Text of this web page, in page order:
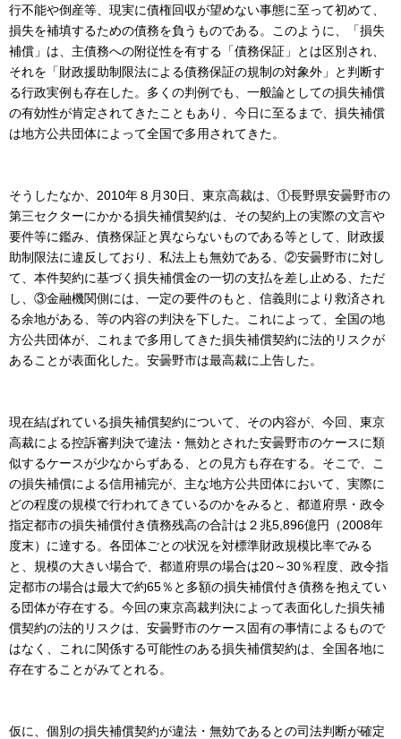
行不能や倒産等、現実に債権回収が望めない事態に至って初めて、
損失を補填するための債務を負うものである。このように、「損失
補償」は、主債務への附従性を有する「債務保証」とは区別され、
それを「財政援助制限法による債務保証の規制の対象外」と判断す
る行政実例も存在した。多くの判例でも、一般論としての損失補償
の有効性が肯定されてきたこともあり、今日に至るまで、損失補償
は地方公共団体によって全国で多用されてきた。
そうしたなか、2010年８月30日、東京高裁は、①長野県安曇野市の
第三セクターにかかる損失補償契約は、その契約上の実際の文言や
要件等に鑑み、債務保証と異ならないものである等として、財政援
助制限法に違反しており、私法上も無効である、②安曇野市に対し
て、本件契約に基づく損失補償金の一切の支払を差し止める、ただ
し、③金融機関側には、一定の要件のもと、信義則により救済され
る余地がある、等の内容の判決を下した。これによって、全国の地
方公共団体が、これまで多用してきた損失補償契約に法的リスクが
あることが表面化した。安曇野市は最高裁に上告した。
現在結ばれている損失補償契約について、その内容が、今回、東京
高裁による控訴審判決で違法・無効とされた安曇野市のケースに類
似するケースが少なからずある、との見方も存在する。そこで、こ
の損失補償による信用補完が、主な地方公共団体において、実際に
どの程度の規模で行われてきているのかをみると、都道府県・政令
指定都市の損失補償付き債務残高の合計は２兆5,896億円（2008年
度末）に達する。各団体ごとの状況を対標準財政規模比率でみる
と、規模の大きい場合で、都道府県の場合は20～30％程度、政令指
定都市の場合は最大で約65％と多額の損失補償付き債務を抱えてい
る団体が存在する。今回の東京高裁判決によって表面化した損失補
償契約の法的リスクは、安曇野市のケース固有の事情によるもので
はなく、これに関係する可能性のある損失補償契約は、全国各地に
存在することがみてとれる。
仮に、個別の損失補償契約が違法・無効であるとの司法判断が確定